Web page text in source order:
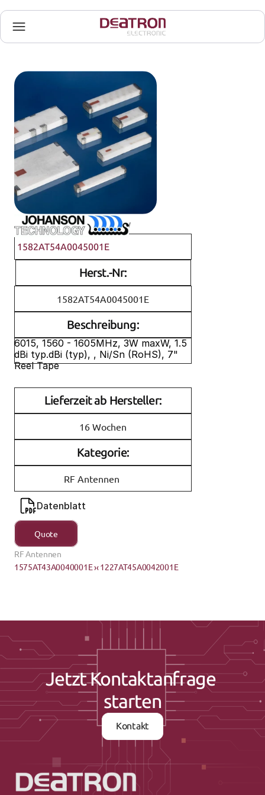
Johanson Technology
1582AT54A0045001E
Herst.-Nr:
1582AT54A0045001E
Beschreibung:
6015, 1560 - 1605MHz, 3W maxW, 1.5
dBi typ.dBi (typ), , Ni/Sn (RoHS), 7"
Reel Tape
Lieferzeit ab Hersteller:
16 Wochen
Kategorie:
RF Antennen
Datenblatt
Quote
RF Antennen
1575AT43A0040001E ›‹ 1227AT45A0042001E
Jetzt Kontaktanfrage
starten
Kontakt